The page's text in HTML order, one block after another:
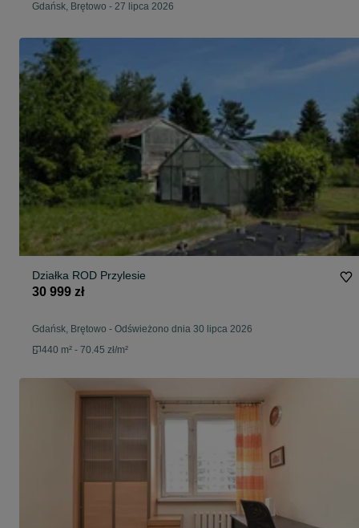
Gdańsk, Brętowo - 27 lipca 2026
Działka ROD Przylesie
30 999 zł
Gdańsk, Brętowo - Odświeżono dnia 30 lipca 2026
440 m² - 70.45 zł/m²